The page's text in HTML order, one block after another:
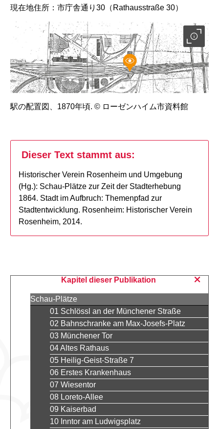
現在地住所：市庁舎通り30（Rathausstraße 30）
駅の配置図、1870年頃. © ローゼンハイム市資料館
Dieser Text stammt aus:
Historischer Verein Rosenheim und Umgebung
(Hg.): Schau-Plätze zur Zeit der Stadterhebung
1864. Stadt im Aufbruch: Themenpfad zur
Stadtentwicklung. Rosenheim: Historischer Verein
Rosenheim, 2014.
Kapitel dieser Publikation
Schau-Plätze
01 Schlössl an der Münchener Straße
02 Bahnschranke am Max-Josefs-Platz
03 Münchener Tor
04 Altes Rathaus
05 Heilig-Geist-Straße 7
06 Erstes Krankenhaus
07 Wiesentor
08 Loreto-Allee
09 Kaiserbad
10 Inntor am Ludwigsplatz